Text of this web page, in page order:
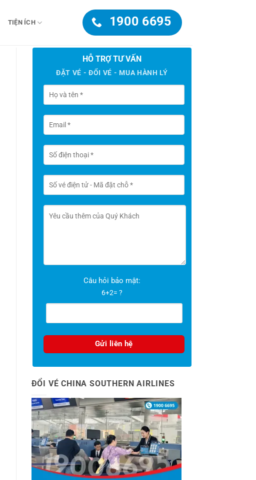
TIỆN ÍCH 1900 6695
HỖ TRỢ TƯ VẤN
ĐẶT VÉ - ĐỔI VÉ - MUA HÀNH LÝ
Câu hỏi bảo mật:
6+2= ?
ĐỔI VÉ CHINA SOUTHERN AIRLINES